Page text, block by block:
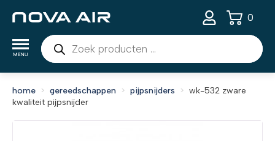
Producten
zoeken
0
home gereedschappen pijpsnijders
wk-532 zware
kwaliteit pijpsnijder